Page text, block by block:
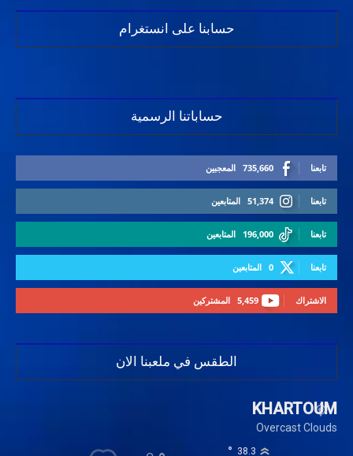
حسابنا على انستغرام
حساباتنا الرسمية
735,660 المعجبين تابعنا
51,374 المتابعين تابعنا
196,000 المتابعين تابعنا
0 المتابعين تابعنا
5,459 المشتركين الاشتراك
الطقس في ملعبنا الان
KHARTOUM
Overcast Clouds
38.3
°